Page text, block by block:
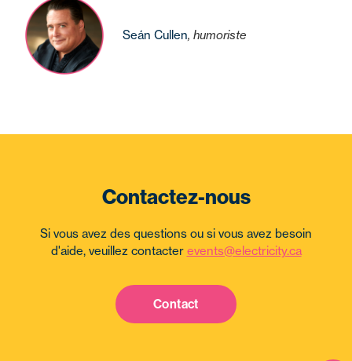
Seán Cullen, humoriste
Contactez-nous
Si vous avez des questions ou si vous avez besoin
d'aide, veuillez contacter events@electricity.ca
Contact